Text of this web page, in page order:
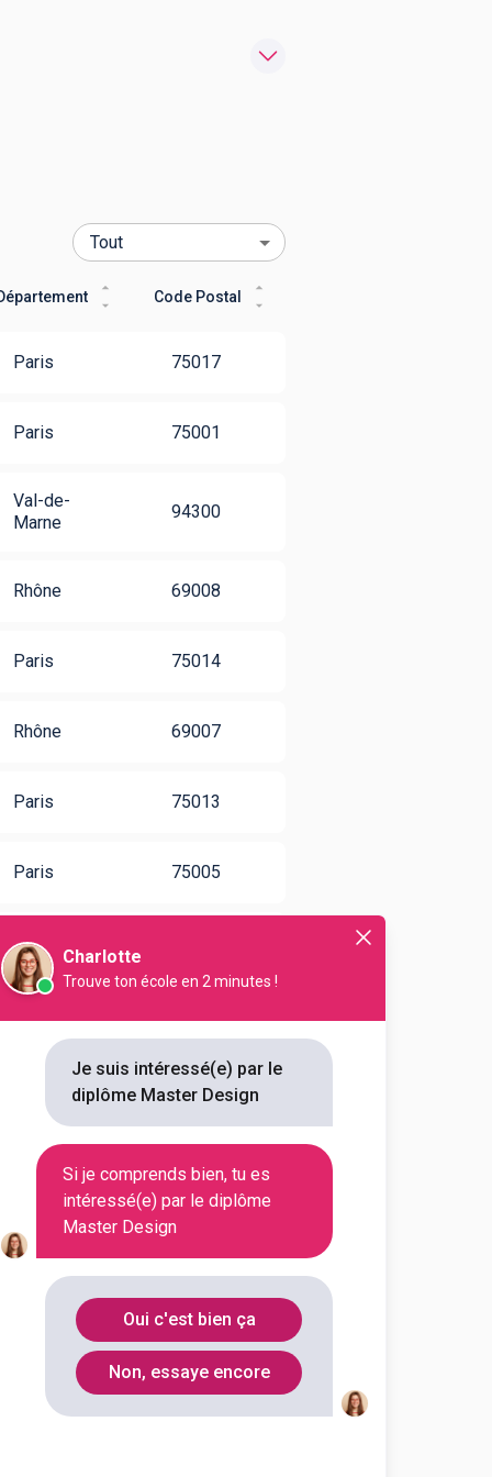
Code Postal
Paris 75017
Paris 75001
Val-de-
Marne
94300
Rhône 69008
Paris 75014
Rhône 69007
Paris 75013
Paris 75005
Paris
Dammartin-sur-
Tigeaux
(1
Chantepie(1)
Paris 13(1)
Charlotte
Trouve ton école en 2 minutes !
Je suis intéressé(e) par le
diplôme Master Design
Si je comprends bien, tu es
intéressé(e) par le diplôme
Master Design
Oui c'est bien ça
Non, essaye encore